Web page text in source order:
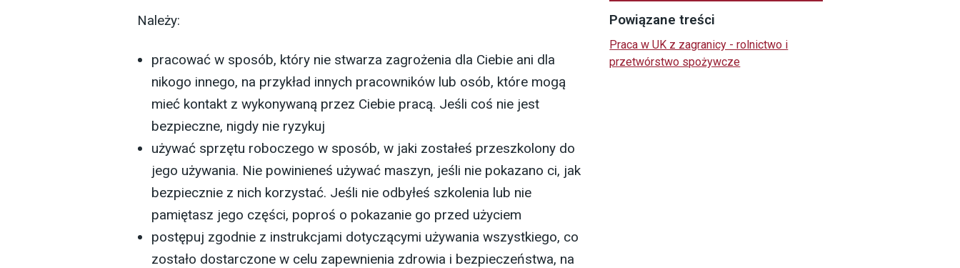
Należy:
pracować w sposób, który nie stwarza zagrożenia dla Ciebie ani dla
nikogo innego, na przykład innych pracowników lub osób, które mogą
mieć kontakt z wykonywaną przez Ciebie pracą. Jeśli coś nie jest
bezpieczne, nigdy nie ryzykuj
używać sprzętu roboczego w sposób, w jaki zostałeś przeszkolony do
jego używania. Nie powinieneś używać maszyn, jeśli nie pokazano ci, jak
bezpiecznie z nich korzystać. Jeśli nie odbyłeś szkolenia lub nie
pamiętasz jego części, poproś o pokazanie go przed użyciem
postępuj zgodnie z instrukcjami dotyczącymi używania wszystkiego, co
zostało dostarczone w celu zapewnienia zdrowia i bezpieczeństwa, na
Powiązane treści
Praca w UK z zagranicy - rolnictwo i
przetwórstwo spożywcze